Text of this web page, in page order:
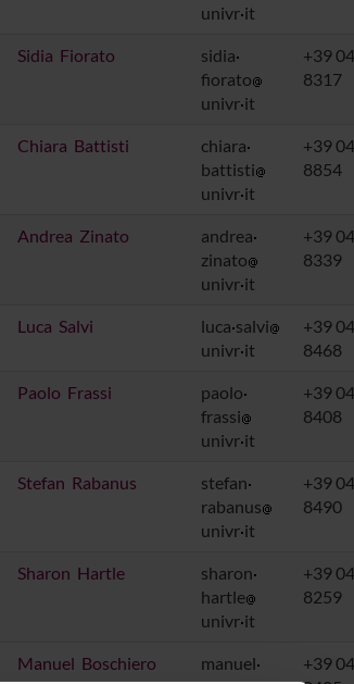
univr it
Sidia Fiorato
sidia
fiorato
univr it
+39
8317
Chiara Battisti
chiara
battisti
univr it
+39
8854
Andrea Zinato
andrea
zinato
univr it
+39
8339
Luca Salvi luca salvi
univr it
+39
8468
Paolo Frassi
paolo
frassi
univr it
+39
8408
Stefan Rabanus
stefan
rabanus
univr it
+39
8490
Sharon Hartle
sharon
hartle
univr it
+39
8259
Manuel Boschiero
manuel
+39